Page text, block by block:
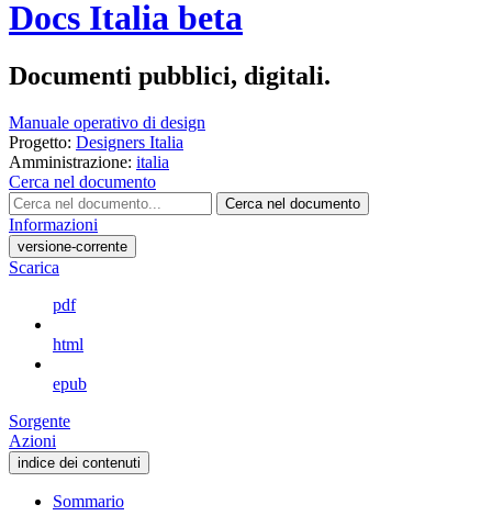
Docs Italia beta
Documenti pubblici, digitali.
Manuale operativo di design
Progetto: Designers Italia
Amministrazione: italia
Cerca nel documento
Cerca nel documento
Informazioni
versione-corrente
Scarica
pdf
html
epub
Sorgente
Azioni
indice dei contenuti
Sommario